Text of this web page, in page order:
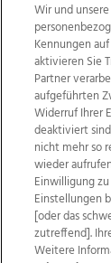
Wir über
AGB
Wir und
Kennungen
aktivieren Sie
Partner
aufgeführten
Widerruf Ihrer
deaktiviert
nicht mehr so
wieder
Einwilligung
Einstellungen
[oder das
zutreffend].
Weitere